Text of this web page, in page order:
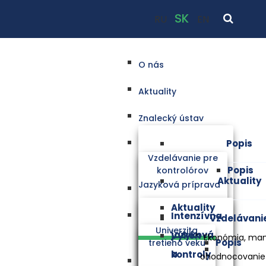
RU SK EN
O nás
Aktuality
Znalecký ústav
Popis
Aktuality
Ekonómia,
Vzdelávanie pre
kontrolórov
Popis
Aktuality
Výkon
kontroly
Jazyková príprava
Intenzívna
jazyková
a
Univerzita
tretieho veku
Popis